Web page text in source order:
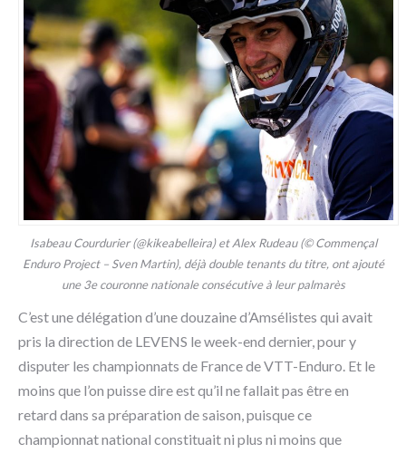
Isabeau Courdurier (@kikeabelleira) et Alex Rudeau (© Commençal
Enduro Project – Sven Martin), déjà double tenants du titre, ont ajouté
une 3e couronne nationale consécutive à leur palmarès
C’est une délégation d’une douzaine d’Amsélistes qui avait
pris la direction de LEVENS le week-end dernier, pour y
disputer les championnats de France de VTT-Enduro. Et le
moins que l’on puisse dire est qu’il ne fallait pas être en
retard dans sa préparation de saison, puisque ce
championnat national constituait ni plus ni moins que